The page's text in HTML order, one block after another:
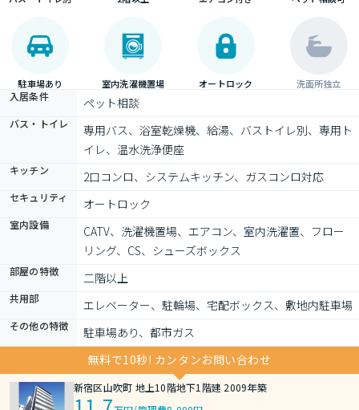
駐車場あり 室内洗濯機置場 オートロック 洗面所独立
入居条件 ペット相談
バス・トイレ
専用バス、浴室乾燥機、給湯、バストイレ別、専用ト
イレ、温水洗浄便座
キッチン 2口コンロ、システムキッチン、ガスコンロ対応
セキュリティ オートロック
室内設備
CATV、洗濯機置場、エアコン、室内洗濯置、フロー
リング、CS、シューズボックス
部屋の特徴 二階以上
共用部 エレベーター、駐輪場、宅配ボックス、敷地内駐車場
その他の特徴
駐車場あり、都市ガス
無料で10秒! カンタンお問い合わせ
新宿区山吹町 地上10階地下1階建 2009年築